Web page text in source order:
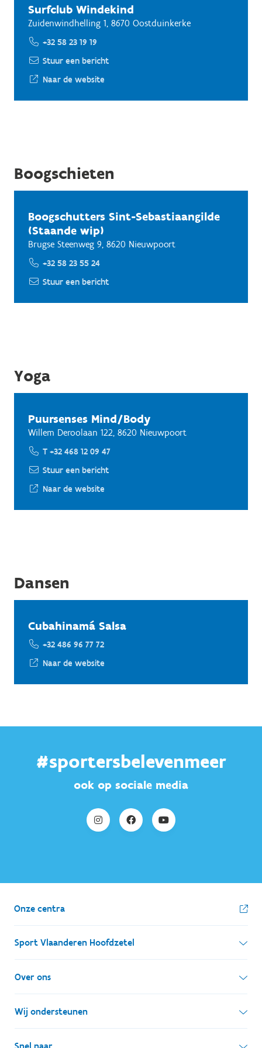
Surfclub Windekind
Zuidenwindhelling 1, 8670 Oostduinkerke
+32 58 23 19 19
Stuur een bericht
Naar de website
Boogschieten
Boogschutters Sint-Sebastiaangilde
(Staande wip)
Brugse Steenweg 9, 8620 Nieuwpoort
+32 58 23 55 24
Stuur een bericht
Yoga
Puursenses Mind/Body
Willem Deroolaan 122, 8620 Nieuwpoort
T +32 468 12 09 47
Stuur een bericht
Naar de website
Dansen
Cubahinamá Salsa
+32 486 96 77 72
Naar de website
#sportersbelevenmeer
ook op sociale media
Onze centra
Sport Vlaanderen Hoofdzetel
Simon Bolivarlaan 17
1000 Brussel
Ondernemingsnummer: BE 0248.142.826
Over ons
Wie zijn we, wat doen we
Onze centra
Wij ondersteunen
Lokale besturen